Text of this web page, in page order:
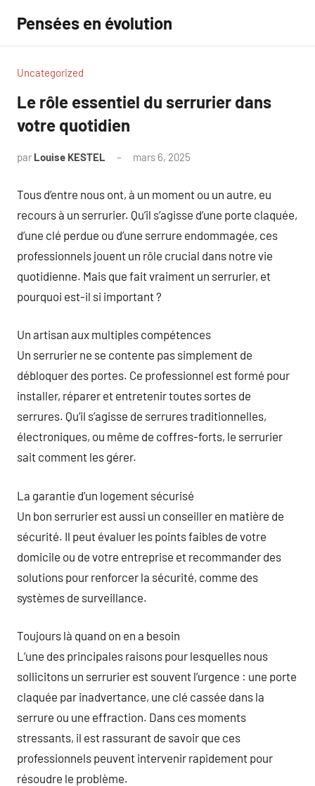
contenu
Pensées en évolution
Uncategorized
Le rôle essentiel du serrurier dans
votre quotidien
par Louise KESTEL mars 6, 2025
Tous d’entre nous ont, à un moment ou un autre, eu
recours à un serrurier. Qu’il s’agisse d’une porte claquée,
d’une clé perdue ou d’une serrure endommagée, ces
professionnels jouent un rôle crucial dans notre vie
quotidienne. Mais que fait vraiment un serrurier, et
pourquoi est-il si important ?
Un artisan aux multiples compétences
Un serrurier ne se contente pas simplement de
débloquer des portes. Ce professionnel est formé pour
installer, réparer et entretenir toutes sortes de
serrures. Qu’il s’agisse de serrures traditionnelles,
électroniques, ou même de coffres-forts, le serrurier
sait comment les gérer.
La garantie d’un logement sécurisé
Un bon serrurier est aussi un conseiller en matière de
sécurité. Il peut évaluer les points faibles de votre
domicile ou de votre entreprise et recommander des
solutions pour renforcer la sécurité, comme des
systèmes de surveillance.
Toujours là quand on en a besoin
L’une des principales raisons pour lesquelles nous
sollicitons un serrurier est souvent l’urgence : une porte
claquée par inadvertance, une clé cassée dans la
serrure ou une effraction. Dans ces moments
stressants, il est rassurant de savoir que ces
professionnels peuvent intervenir rapidement pour
résoudre le problème.